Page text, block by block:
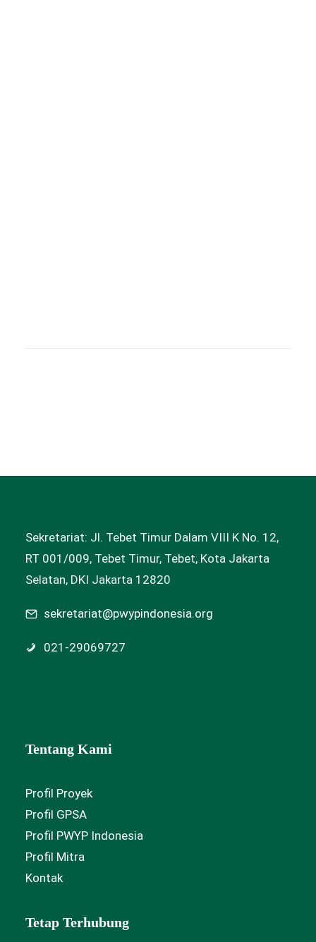
Sekretariat: Jl. Tebet Timur Dalam VIII K No. 12,
RT 001/009, Tebet Timur, Tebet, Kota Jakarta
Selatan, DKI Jakarta 12820
sekretariat@pwypindonesia.org
021-29069727
Tentang Kami
Profil Proyek
Profil GPSA
Profil PWYP Indonesia
Profil Mitra
Kontak
Tetap Terhubung